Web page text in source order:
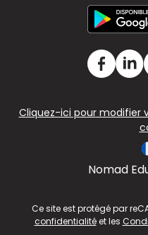
Cliquez-ici pour modifier
Nomad
Ce site est protégé par
confidentialitéet les